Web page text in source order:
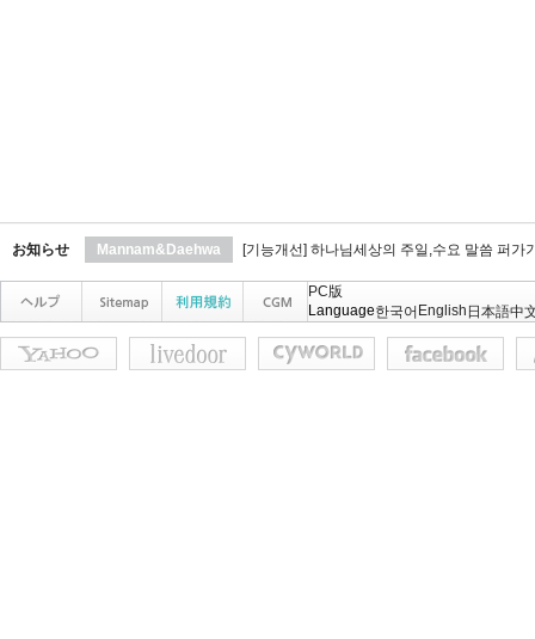
お知らせ Mannam&Daehwa [기능개선] 하나님세상의 주일,수요 말씀 퍼가
PC版
Language한국어 English 日本語中